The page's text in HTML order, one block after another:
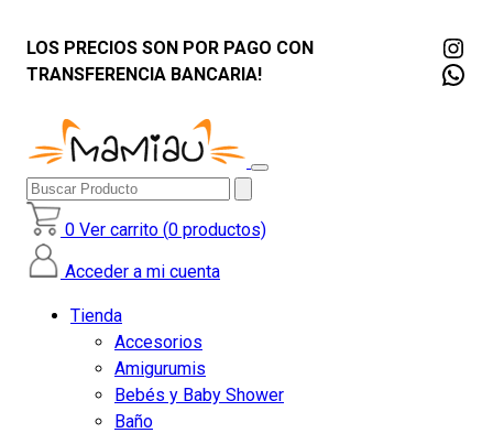
LOS PRECIOS SON POR PAGO CON
TRANSFERENCIA BANCARIA!
Buscar
Producto
0 Ver carrito (0 productos)
Acceder a mi cuenta
Tienda
Accesorios
Amigurumis
Bebés y Baby Shower
Baño